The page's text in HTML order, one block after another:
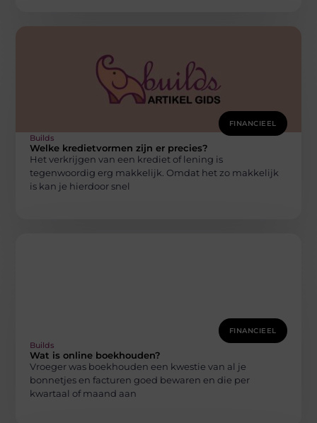
FINANCIEEL
Builds
Welke kredietvormen zijn er precies?
Het verkrijgen van een krediet of lening is
tegenwoordig erg makkelijk. Omdat het zo makkelijk
is kan je hierdoor snel
FINANCIEEL
Builds
Wat is online boekhouden?
Vroeger was boekhouden een kwestie van al je
bonnetjes en facturen goed bewaren en die per
kwartaal of maand aan